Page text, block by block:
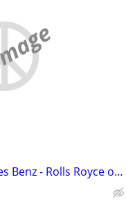
Wanted older Mercedes Benz - Rolls Royce or Bentley